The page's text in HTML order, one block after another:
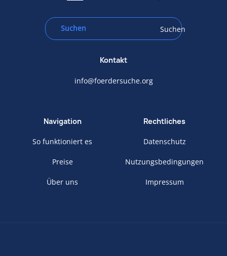
Suchen
Kontakt
info@foerdersuche.org
Navigation
So funktioniert es
Preise
Über uns
Rechtliches
Datenschutz
Nutzungsbedingungen
Impressum